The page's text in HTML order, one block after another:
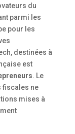
du
parmi les
pour les
destinées à
est
. Le
fiscales ne
mises à